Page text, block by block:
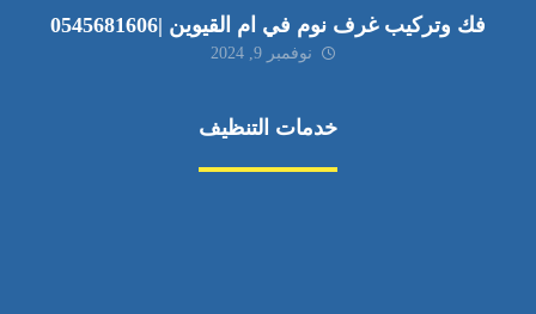
فك وتركيب غرف نوم في ام القيوين |0545681606
نوفمبر 9, 2024
خدمات التنظيف